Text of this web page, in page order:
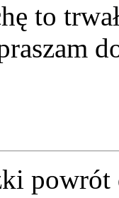
to
powrót